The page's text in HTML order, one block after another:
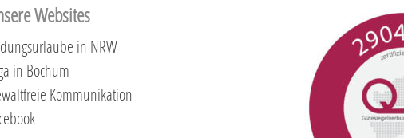
Websites
in NRW
in Bochum
Kommunikation